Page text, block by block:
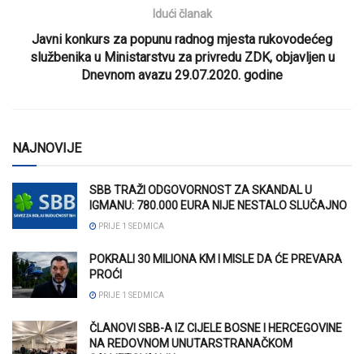
Idući članak
Javni konkurs za popunu radnog mjesta rukovodećeg
službenika u Ministarstvu za privredu ZDK, objavljen u
Dnevnom avazu 29.07.2020. godine
NAJNOVIJE
SBB TRAŽI ODGOVORNOST ZA SKANDAL U
IGMANU: 780.000 EURA NIJE NESTALO SLUČAJNO
PRIJE 1 SEDMICA
POKRALI 30 MILIONA KM I MISLE DA ĆE PREVARA
PROĆI
PRIJE 1 SEDMICA
ČLANOVI SBB-A IZ CIJELE BOSNE I HERCEGOVINE
NA REDOVNOM UNUTARSTRANAČKOM